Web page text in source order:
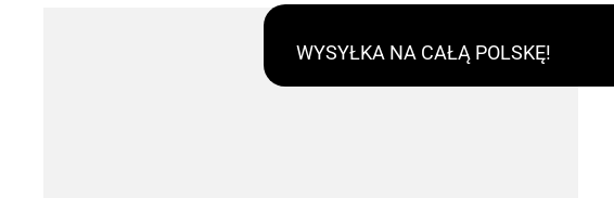
WYSYŁKA NA CAŁĄ POLSKĘ!